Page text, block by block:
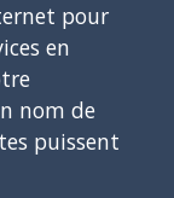
pour
en
nom de
puissent